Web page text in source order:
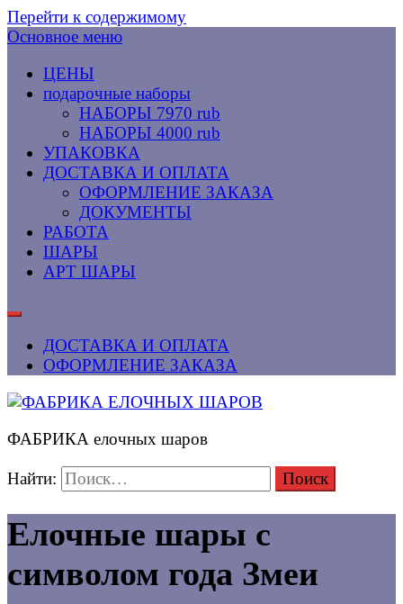
Перейти к содержимому
Основное меню
ЦЕНЫ
подарочные наборы
НАБОРЫ 7970 rub
НАБОРЫ 4000 rub
УПАКОВКА
ДОСТАВКА И ОПЛАТА
ОФОРМЛЕНИЕ ЗАКАЗА
ДОКУМЕНТЫ
РАБОТА
ШАРЫ
АРТ ШАРЫ
ДОСТАВКА И ОПЛАТА
ОФОРМЛЕНИЕ ЗАКАЗА
ФАБРИКА елочных шаров
Найти:
Елочные шары с
символом года Змеи